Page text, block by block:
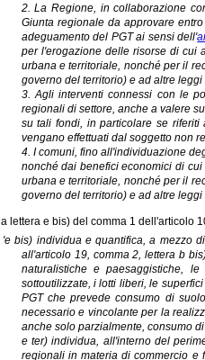
2. La Regione, in collaborazione
Giunta regionale da approvare
adeguamento del PGT ai sensi dell'
per l'erogazione delle risorse di cui
urbana e territoriale, nonché per il
governo del territorio) e ad altre leggi
3. Agli interventi connessi con le
regionali di settore, anche a valere
su tali fondi, in particolare se
vengano effettuati dal soggetto non
4. I comuni, fino all'individuazione
nonché dai benefici economici di
urbana e territoriale, nonché per il
governo del territorio) e ad altre leggi
la lettera e bis) del comma 1 dell'articolo
'e bis) individua e quantifica, a mezzo
all'articolo 19, comma 2, lettera b
naturalistiche e paesaggistiche,
sottoutilizzate, i lotti liberi, le
PGT che prevede consumo di
necessario e vincolante per la
anche solo parzialmente, consumo
e ter) individua, all'interno del
regionali in materia di commercio e